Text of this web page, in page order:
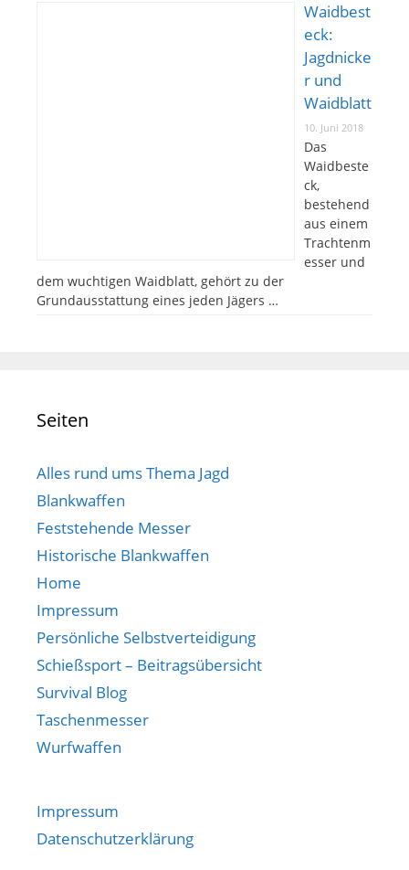
Waidbest
eck:
Jagdnicke
r und
Waidblatt
10. Juni 2018
Das
Waidbeste
ck,
bestehend
aus einem
Trachtenm
esser und
dem wuchtigen Waidblatt, gehört zu der
Grundausstattung eines jeden Jägers …
Seiten
Alles rund ums Thema Jagd
Blankwaffen
Feststehende Messer
Historische Blankwaffen
Home
Impressum
Persönliche Selbstverteidigung
Schießsport – Beitragsübersicht
Survival Blog
Taschenmesser
Wurfwaffen
Impressum
Datenschutzerklärung